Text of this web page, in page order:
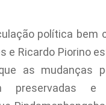
política bem
e Ricardo Piorino
as mudanças
preservadas e